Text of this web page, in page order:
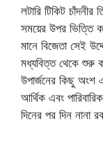
লটারি টিকিট
সময়ের উপর ভিত্তি
মানে বিজেতা সেই
মধ্যবিত্ত থেকে শুরু
উপার্জনের কিছু অংশ
আর্থিক এবং
দিনের পর দিন